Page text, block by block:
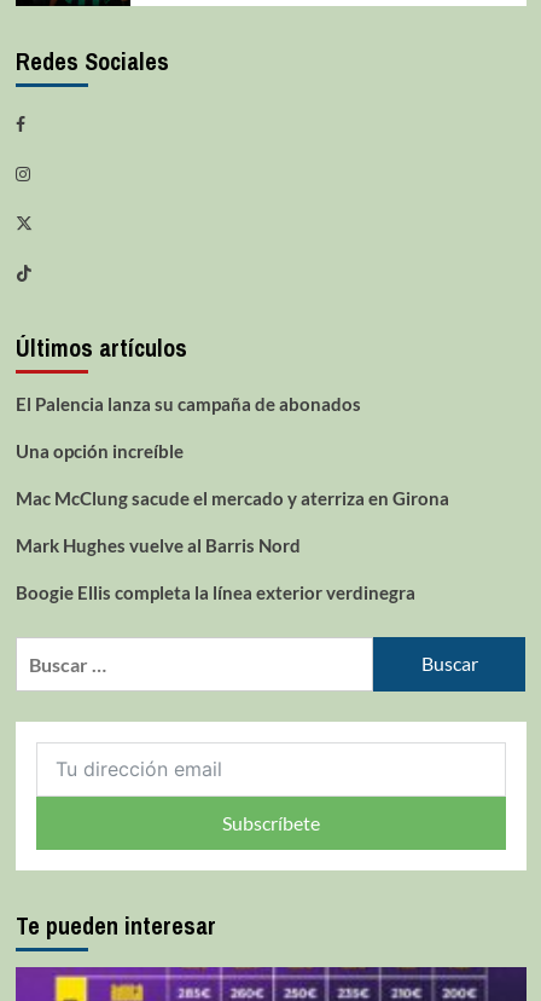
Redes Sociales
Últimos artículos
El Palencia lanza su campaña de abonados
Una opción increíble
Mac McClung sacude el mercado y aterriza en Girona
Mark Hughes vuelve al Barris Nord
Boogie Ellis completa la línea exterior verdinegra
Subscríbete
Te pueden interesar